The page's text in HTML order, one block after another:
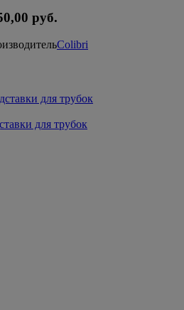
руб.
Colibri
для трубок